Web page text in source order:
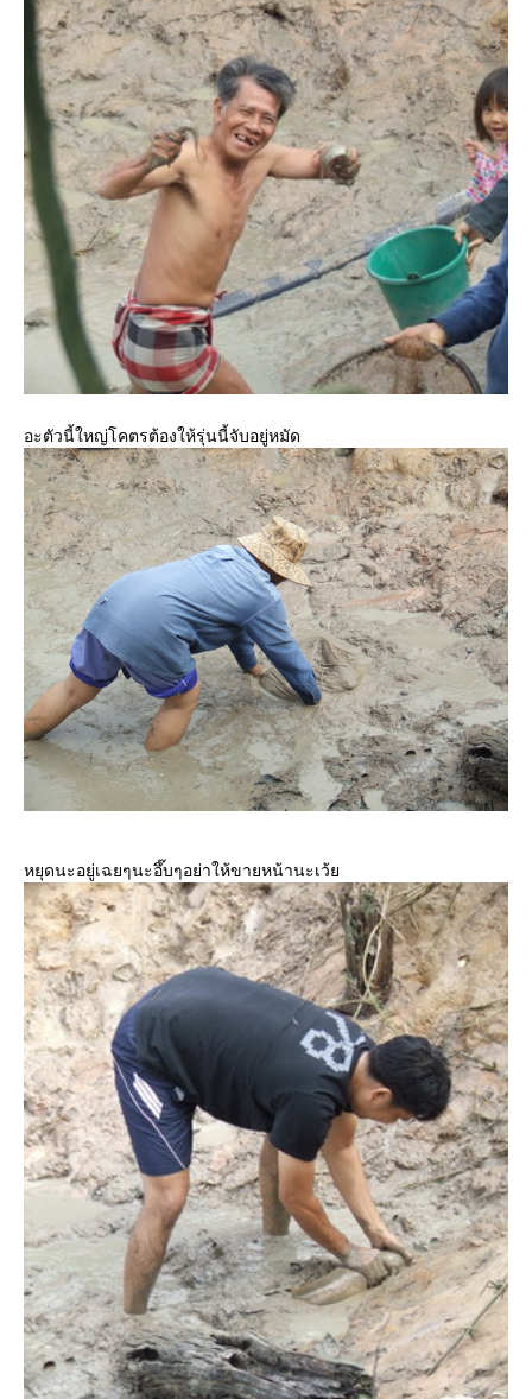
อะตัวนี้ใหญ่โคตรต้องให้รุ่นนี้จับอยู่หมัด
หยุดนะอยู่เฉยๆนะอึ๊บๆอย่าให้ขายหน้านะเว้ย